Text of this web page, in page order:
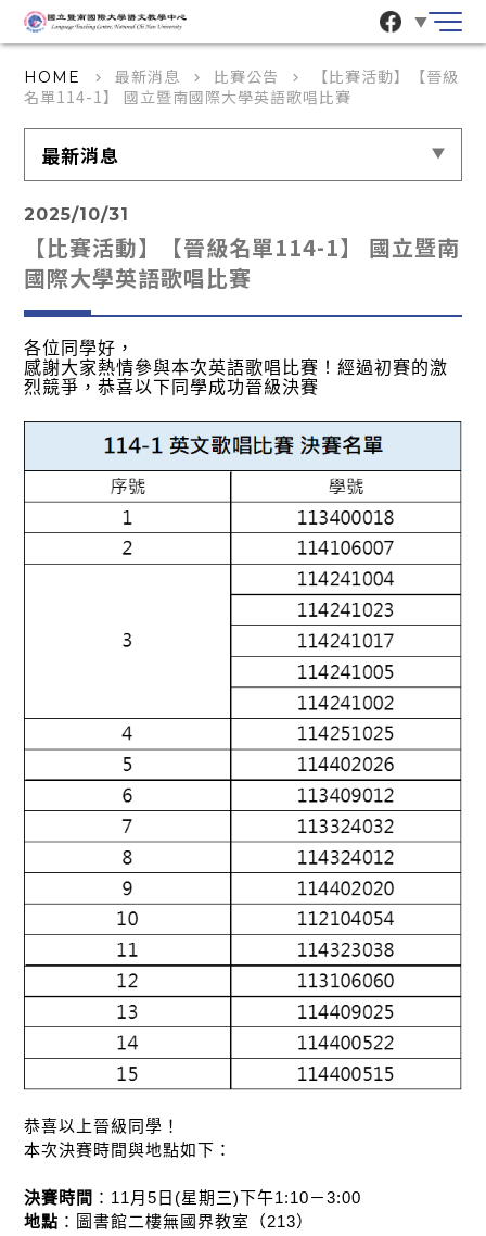
▼
HOME keyboard_arrow_right 最新消息 keyboard_arrow_right 比賽公告 keyboard_arrow_right
【比賽活動】【晉級
名單114-1】 國立暨南國際大學英語歌唱比賽
最新消息
2025/10/31
【比賽活動】【晉級名單114-1】 國立暨南
國際大學英語歌唱比賽
各位同學好，
感謝大家熱情參與本次英語歌唱比賽！經過初賽的激
烈競爭，恭喜以下同學成功晉級決賽
恭喜以上晉級同學！
本次決賽時間與地點如下 ：
決賽時間 ： 11月5 日 (星期三)下午1:10－3:00
地點 ：圖書館二樓無國界教室（213）